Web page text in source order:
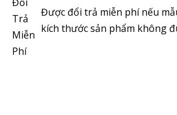
Được đổi trả miễn phí nếu
kích thước sản phẩm không